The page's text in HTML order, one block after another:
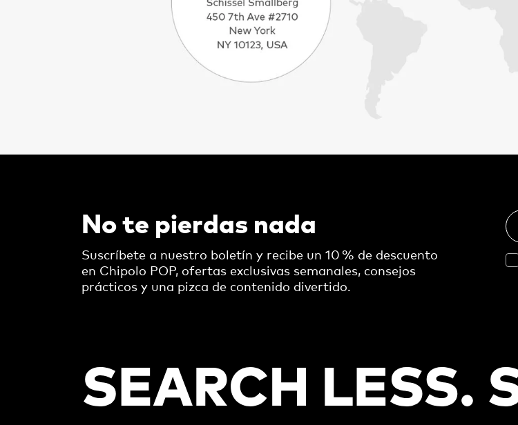
No te pierdas nada
Suscríbete a nuestro boletín y recibe un 10 % de descuento
en Chipolo POP, ofertas exclusivas semanales, consejos
prácticos y una pizca de contenido divertido.